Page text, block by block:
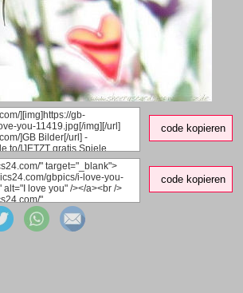
code kopieren
code kopieren